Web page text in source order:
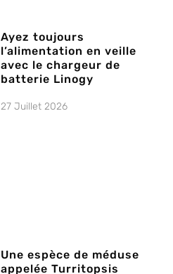
Ayez toujours
l’alimentation en veille
avec le chargeur de
batterie Linogy
27 Juillet 2026
Une espèce de méduse
appelée Turritopsis